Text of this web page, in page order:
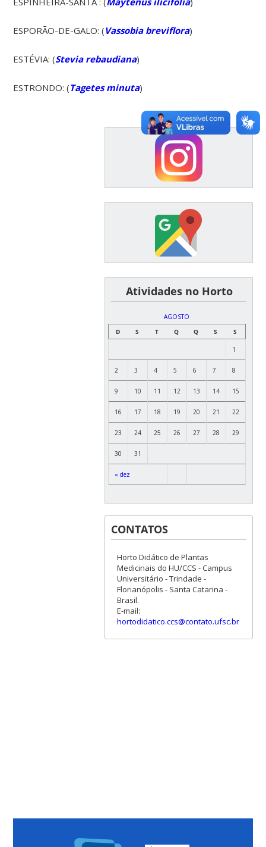
ESPORÃO-DE-GALO: (Vassobia breviflora)
ESTÉVIA: (Stevia rebaudiana)
ESTRONDO: (Tagetes minuta)
͏ ͏ ͏ ͏ ͏ ͏Atividades no Horto
AGOSTO
D
S T Q Q S S
« dez
1
2 3 4 5 6 7 8
9 10 11 12 13 14 15
16 17 18 19 20 21 22
23 24 25 26 27 28 29
30 31
CONTATOS
Horto Didático de Plantas
Medicinais do HU/CCS - Campus
Universitário - Trindade -
Florianópolis - Santa Catarina -
Brasil.
E-mail:
hortodidatico.ccs@contato.ufsc.br